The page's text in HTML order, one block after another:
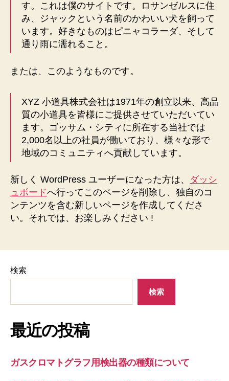
す。これは僕のサイトです。ロサンゼルスに住
み、ジャックという名前のかわいい犬を飼って
います。好きなものはピニャコラーダ、そして
通り雨に濡れること。
または、このようなものです。
XYZ 小道具株式会社は1971年の創立以来、高品
質の小道具を皆様にご提供させていただいてい
ます。ゴッサム・シティに所在する当社では
2,000名以上の社員が働いており、様々な形で
地域のコミュニティへ貢献しています。
新しく WordPress ユーザーになった方は、 ダッシ
ュボードへ行ってこのページを削除し、独自のコ
ンテンツを含む新しいページを作成してくださ
い。それでは、お楽しみください !
検索
検索
最近の投稿
ガスクロマトグラフ用検出器の種類について